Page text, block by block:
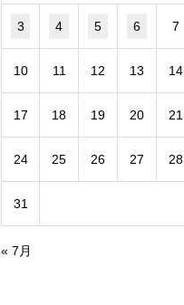
3 4 5 6 7
10 11 12 13 14
17 18 19 20 21
24 25 26 27 28
31
« 7月